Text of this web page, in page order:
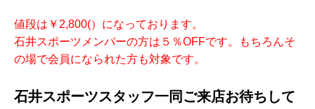
値段は￥2,800(）になっております。
石井スポーツメンバーの方は５％OFFです。もちろんそ
の場で会員になられた方も対象です。
石井スポーツスタッフ一同ご来店お待ちして